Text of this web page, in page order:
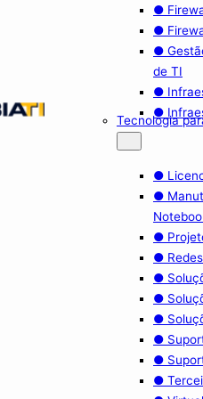
●
●
●
de TI
●
●
Tecnologia
●
●
●
●
●
●
●
●
●
●